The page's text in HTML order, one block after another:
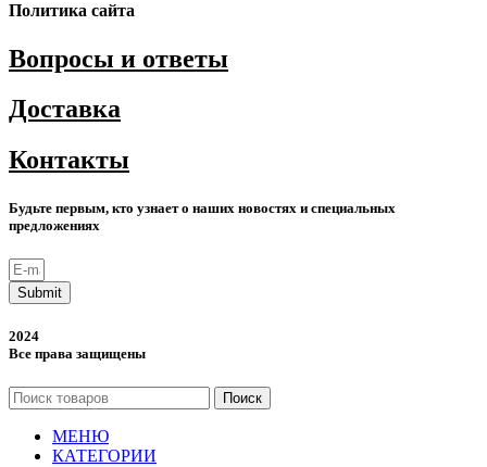
Политика сайта
Вопросы и ответы
Доставка
Контакты
Будьте первым, кто узнает о наших новостях и специальных
предложениях
Submit
2024
Все права защищены
Поиск
МЕНЮ
КАТЕГОРИИ